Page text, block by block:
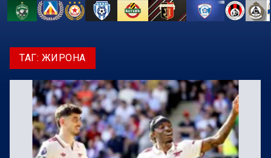
ТАГ: ЖИРОНА